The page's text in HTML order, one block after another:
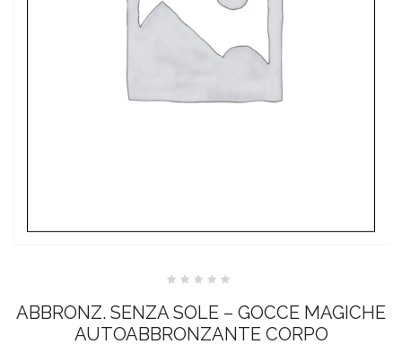
su
5
ABBRONZ. SENZA SOLE – GOCCE MAGICHE
AUTOABBRONZANTE CORPO